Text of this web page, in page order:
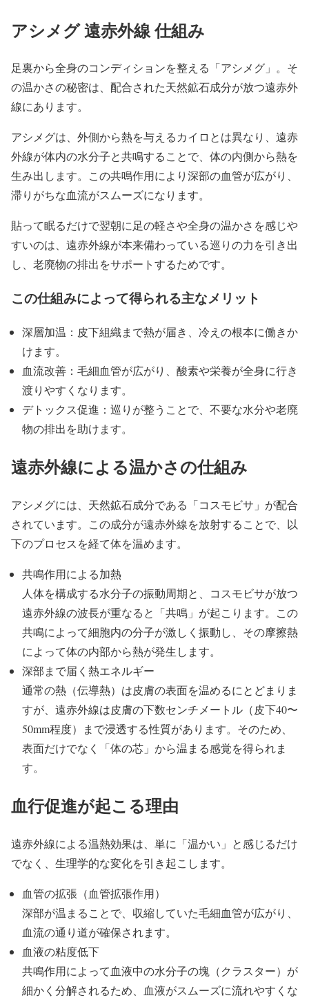
アシメグ 遠赤外線 仕組み
足裏から全身のコンディションを整える「アシメグ」。そ
の温かさの秘密は、配合された天然鉱石成分が放つ遠赤外
線にあります。
アシメグは、外側から熱を与えるカイロとは異なり、遠赤
外線が体内の水分子と共鳴することで、体の内側から熱を
生み出します。この共鳴作用により深部の血管が広がり、
滞りがちな血流がスムーズになります。
貼って眠るだけで翌朝に足の軽さや全身の温かさを感じや
すいのは、遠赤外線が本来備わっている巡りの力を引き出
し、老廃物の排出をサポートするためです。
この仕組みによって得られる主なメリット
深層加温：皮下組織まで熱が届き、冷えの根本に働きか
けます。
血流改善：毛細血管が広がり、酸素や栄養が全身に行き
渡りやすくなります。
デトックス促進：巡りが整うことで、不要な水分や老廃
物の排出を助けます。
遠赤外線による温かさの仕組み
アシメグには、天然鉱石成分である「コスモビサ」が配合
されています。この成分が遠赤外線を放射することで、以
下のプロセスを経て体を温めます。
共鳴作用による加熱
人体を構成する水分子の振動周期と、コスモビサが放つ
遠赤外線の波長が重なると「共鳴」が起こります。この
共鳴によって細胞内の分子が激しく振動し、その摩擦熱
によって体の内部から熱が発生します。
深部まで届く熱エネルギー
通常の熱（伝導熱）は皮膚の表面を温めるにとどまりま
すが、遠赤外線は皮膚の下数センチメートル（皮下40〜
50mm程度）まで浸透する性質があります。そのため、
表面だけでなく「体の芯」から温まる感覚を得られま
す。
血行促進が起こる理由
遠赤外線による温熱効果は、単に「温かい」と感じるだけ
でなく、生理学的な変化を引き起こします。
血管の拡張（血管拡張作用）
深部が温まることで、収縮していた毛細血管が広がり、
血流の通り道が確保されます。
血液の粘度低下
共鳴作用によって血液中の水分子の塊（クラスター）が
細かく分解されるため、血液がスムーズに流れやすくな